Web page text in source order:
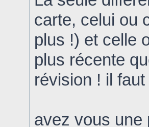
carte, celui ou
plus !) et celle
plus récente
révision ! il
avez vous une